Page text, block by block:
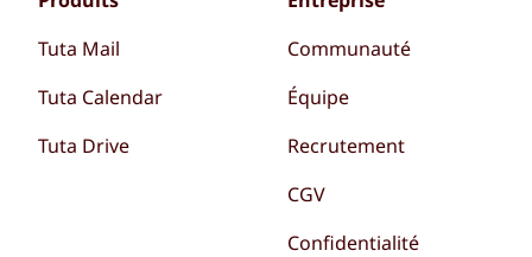
Tuta Mail
Tuta Calendar
Tuta Drive
Communauté
Équipe
Recrutement
CGV
Confidentialité